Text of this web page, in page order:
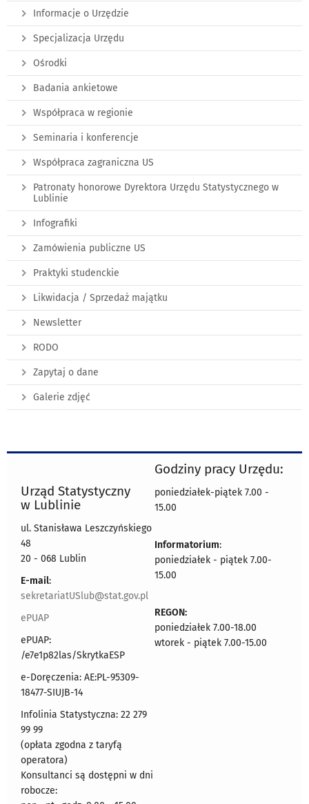
Informacje o Urzędzie
Specjalizacja Urzędu
Ośrodki
Badania ankietowe
Współpraca w regionie
Seminaria i konferencje
Współpraca zagraniczna US
Patronaty honorowe Dyrektora Urzędu Statystycznego w
Lublinie
Infografiki
Zamówienia publiczne US
Praktyki studenckie
Likwidacja / Sprzedaż majątku
Newsletter
RODO
Zapytaj o dane
Galerie zdjęć
Urząd Statystyczny
w Lublinie
ul. Stanisława Leszczyńskiego
48
20 - 068 Lublin
E-mail:
sekretariatUSlub@stat.gov.pl
ePUAP
ePUAP:
/e7e1p82las/SkrytkaESP
e-Doręczenia: AE:PL-95309-
18477-SIUJB-14
Infolinia Statystyczna: 22 279
99 99
(opłata zgodna z taryfą
operatora)
Konsultanci są dostępni w dni
robocze:
Godziny pracy Urzędu:
poniedziałek-piątek 7.00 -
15.00
Informatorium:
poniedziałek - piątek 7.00-
15.00
REGON:
poniedziałek 7.00-18.00
wtorek - piątek 7.00-15.00